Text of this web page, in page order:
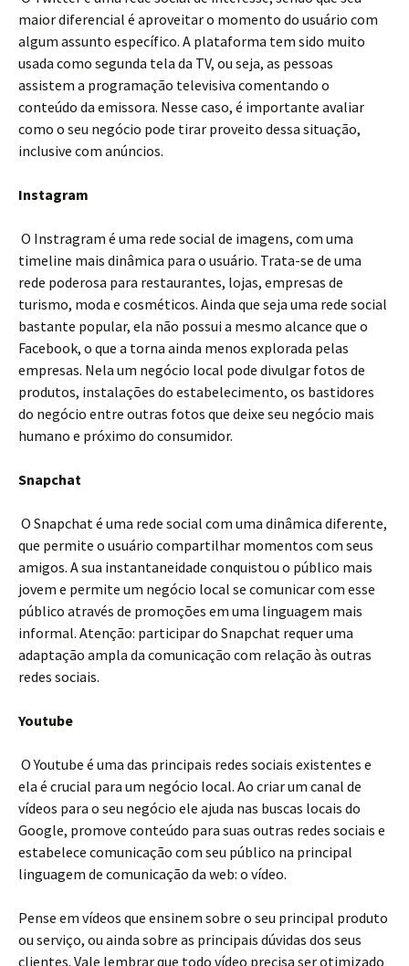
maior diferencial é aproveitar o momento do usuário com
algum assunto específico. A plataforma tem sido muito
usada como segunda tela da TV, ou seja, as pessoas
assistem a programação televisiva comentando o
conteúdo da emissora. Nesse caso, é importante avaliar
como o seu negócio pode tirar proveito dessa situação,
inclusive com anúncios.
Instagram
O Instragram é uma rede social de imagens, com uma
timeline mais dinâmica para o usuário. Trata-se de uma
rede poderosa para restaurantes, lojas, empresas de
turismo, moda e cosméticos. Ainda que seja uma rede social
bastante popular, ela não possui a mesmo alcance que o
Facebook, o que a torna ainda menos explorada pelas
empresas. Nela um negócio local pode divulgar fotos de
produtos, instalações do estabelecimento, os bastidores
do negócio entre outras fotos que deixe seu negócio mais
humano e próximo do consumidor.
Snapchat
O Snapchat é uma rede social com uma dinâmica diferente,
que permite o usuário compartilhar momentos com seus
amigos. A sua instantaneidade conquistou o público mais
jovem e permite um negócio local se comunicar com esse
público através de promoções em uma linguagem mais
informal. Atenção: participar do Snapchat requer uma
adaptação ampla da comunicação com relação às outras
redes sociais.
Youtube
O Youtube é uma das principais redes sociais existentes e
ela é crucial para um negócio local. Ao criar um canal de
vídeos para o seu negócio ele ajuda nas buscas locais do
Google, promove conteúdo para suas outras redes sociais e
estabelece comunicação com seu público na principal
linguagem de comunicação da web: o vídeo.
Pense em vídeos que ensinem sobre o seu principal produto
ou serviço, ou ainda sobre as principais dúvidas dos seus
clientes. Vale lembrar que todo vídeo precisa ser otimizado